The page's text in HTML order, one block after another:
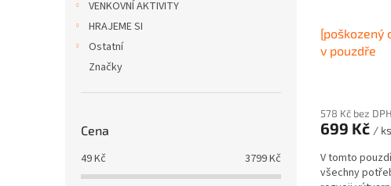
VENKOVNÍ AKTIVITY
HRAJEME SI
Ostatní
Značky
Cena
49Kč 3799Kč
[poškozený
v pouzdře
578 Kč bez DPH
699 Kč / ks
V tomto
všechny